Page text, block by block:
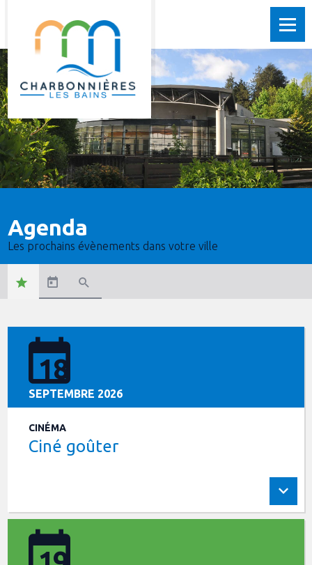
Agenda
Les prochains évènements dans votre ville
18
SEPTEMBRE 2026
CINÉMA
Ciné goûter